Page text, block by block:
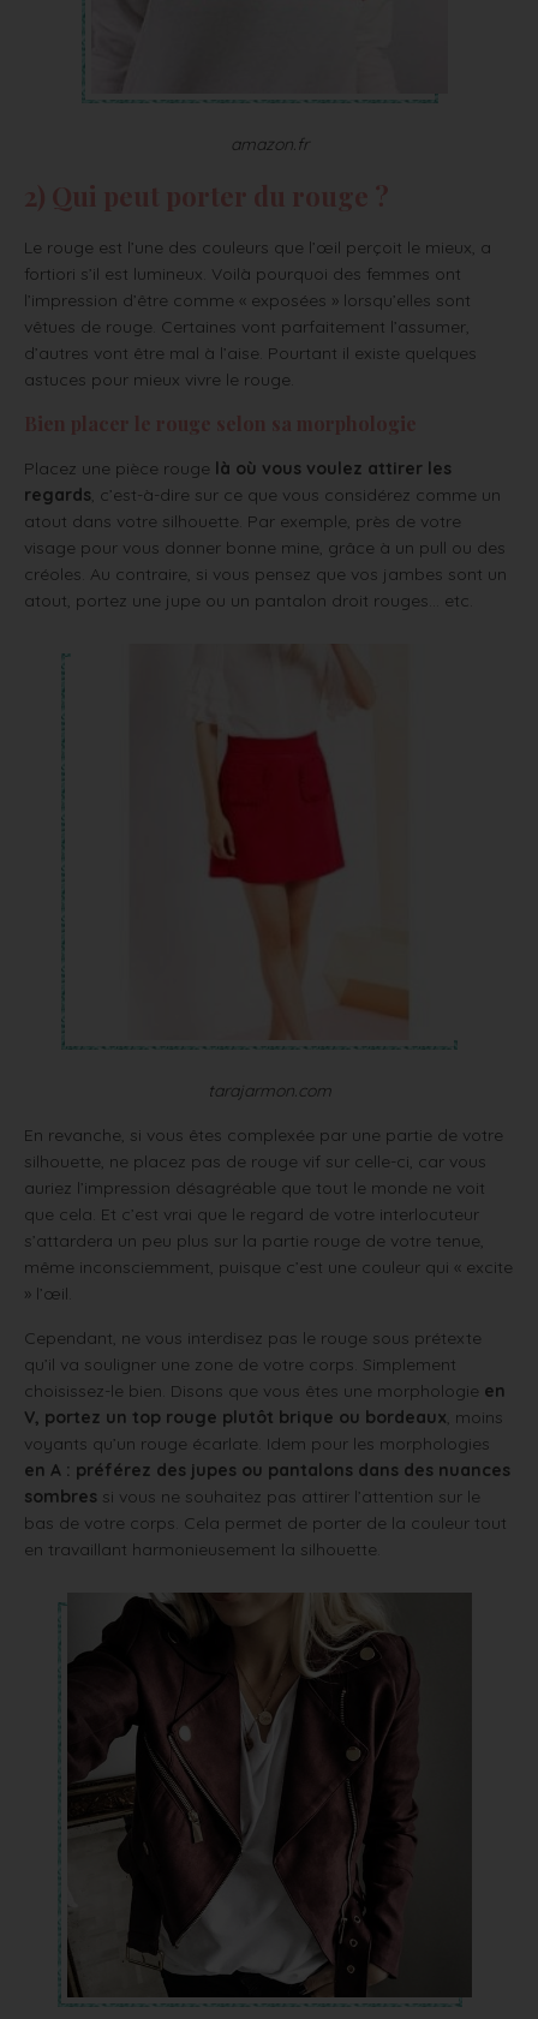
amazon.fr
Le rouge est l’une des couleurs que l’œil perçoit le mieux, a
fortiori s’il est lumineux. Voilà pourquoi des femmes ont
l’impression d’être comme « exposées » lorsqu’elles sont
vêtues de rouge. Certaines vont parfaitement l’assumer,
d’autres vont être mal à l’aise. Pourtant il existe quelques
astuces pour mieux vivre le rouge.
Placez une pièce rouge là où vous voulez attirer les
regards , c’est-à-dire sur ce que vous considérez comme un
atout dans votre silhouette. Par exemple, près de votre
visage pour vous donner bonne mine, grâce à un pull ou des
créoles. Au contraire, si vous pensez que vos jambes sont un
atout, portez une jupe ou un pantalon droit rouges… etc.
tarajarmon.com
En revanche, si vous êtes complexée par une partie de votre
silhouette, ne placez pas de rouge vif sur celle-ci, car vous
auriez l’impression désagréable que tout le monde ne voit
que cela. Et c’est vrai que le regard de votre interlocuteur
s’attardera un peu plus sur la partie rouge de votre tenue,
même inconsciemment, puisque c’est une couleur qui « excite
» l’œil.
Cependant, ne vous interdisez pas le rouge sous prétexte
qu’il va souligner une zone de votre corps. Simplement
choisissez-le bien. Disons que vous êtes une morphologie en
V, portez un top rouge plutôt brique ou bordeaux , moins
voyants qu’un rouge écarlate. Idem pour les morphologies
en A : préférez des jupes ou pantalons dans des nuances
sombres si vous ne souhaitez pas attirer l’attention sur le
bas de votre corps. Cela permet de porter de la couleur tout
en travaillant harmonieusement la silhouette.